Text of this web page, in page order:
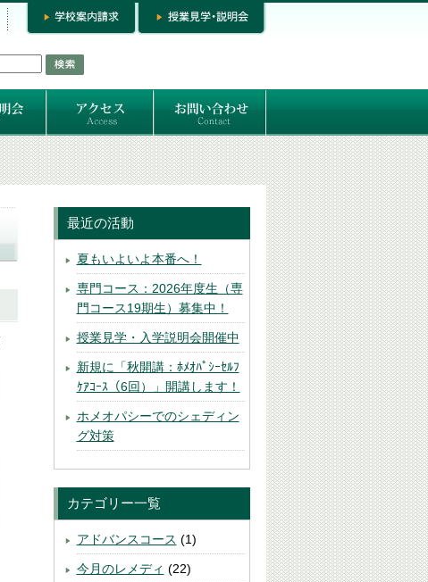
お問い合わせ
専門コースお問い合わせ
専門コース入学お申し込み
個人セッション
最近の活動
夏もいよいよ本番へ！
専門コース：2026年度生（専
門コース19期生）募集中！
授業見学・入学説明会開催中
新規に「秋開講：ﾎﾒｵﾊﾟｼｰｾﾙﾌ
ｹｱｺｰｽ（6回）」開講します！
ホメオパシーでのシェディン
グ対策
カテゴリー一覧
アドバンスコース (1)
今月のレメディ (22)